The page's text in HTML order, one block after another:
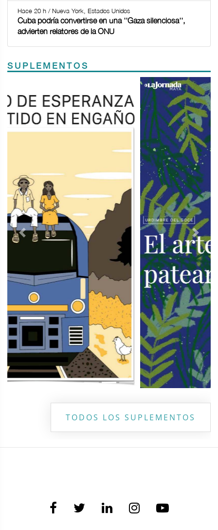
Hace 20 h / Nueva York, Estados Unidos
Cuba podría convertirse en una ''Gaza silenciosa'',
advierten relatores de la ONU
SUPLEMENTOS
Previous Next
TODOS LOS SUPLEMENTOS